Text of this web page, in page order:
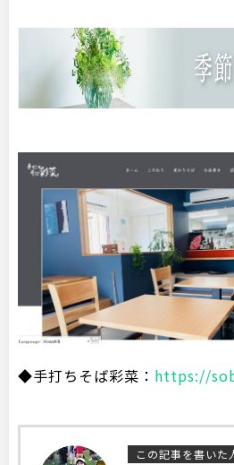
◆手打ちそば彩菜： https://
この記事を書いた